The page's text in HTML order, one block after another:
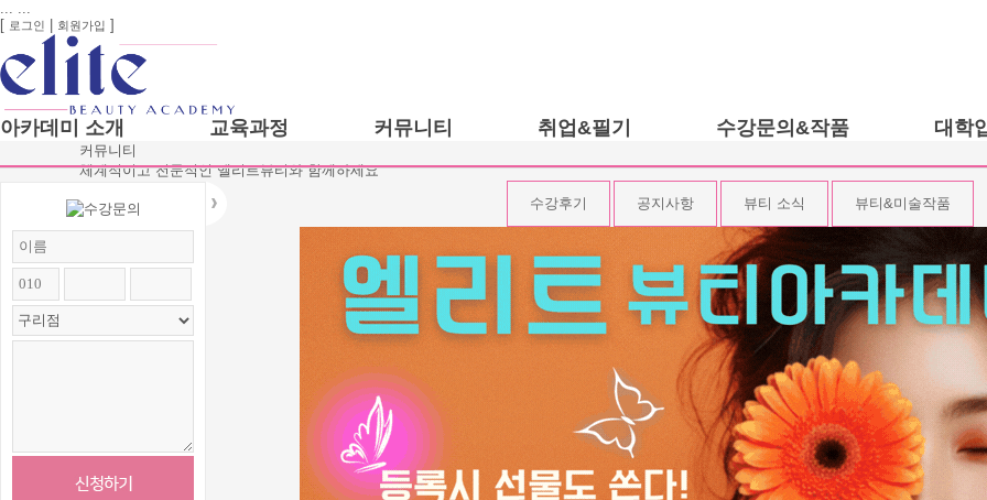
... ...
[ 로그인 회원가입 ]
아카데미 소개 교육과정 커뮤니티 취업&필기 수강문의&작품 대학
아카데미 팀원
엘리트교육연구원
화장품 제조 견학
네일아트학과
미용대학입시
뷰티디자인아트웍
수강후기
뷰티 소식
뷰티&미술작품
자격증정보
취업정보
이론수업
개설안내
고객문의
작품보기
커뮤니티
체계적이고 전문적인 엘리트뷰티와 함께하세요
수강후기
공지사항 뷰티 소식 뷰티&미술작품